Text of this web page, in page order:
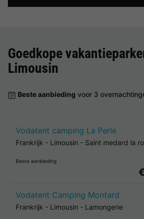
Goedkope
Limousin
Beste aanbieding voor 3
Vodatent camping La Perle
Frankrijk - Limousin - Saint medard la
Beste aanbieding
Vodatent Camping Montard
Frankrijk - Limousin - Lamongerie